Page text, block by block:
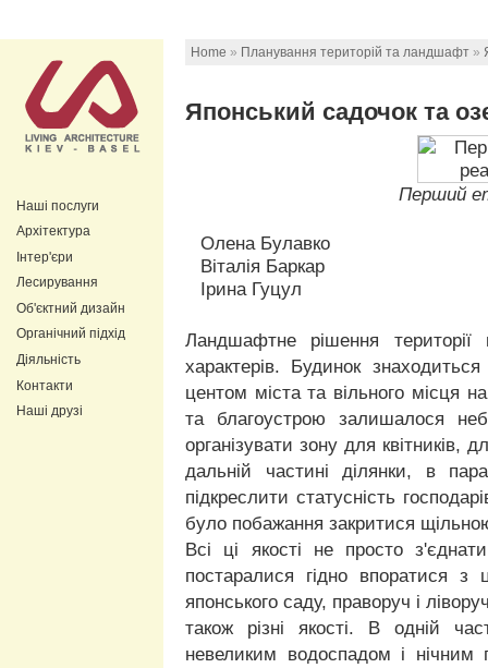
Наші послуги
Архітектура
Інтер'єри
Лесирування
Об'єктний дизайн
Органічний підхід
Діяльність
Контакти
Наші друзі
Home » Планування територій та ландшафт »
Японський садочок та
Перший
Олена Булавко
Віталія Баркар
Ірина Гуцул
Ландшафтне рішення території
характерів. Будинок
центом міста та вільного місця
та благоустрою залишалося
організувати зону для квітників,
дальній частині ділянки, в
підкреслити статусність
було побажання закритися
Всі ці якості не просто
постаралися гідно впоратися
японського саду, праворуч і
також різні якості. В одній
невеликим водоспадом і нічним